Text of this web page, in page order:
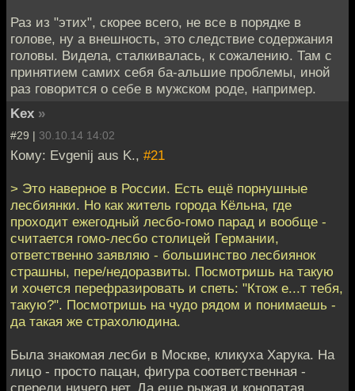
Раз из "этих", скорее всего, не все в порядке в
голове, ну а внешность, это следствие содержания
головы. Видела, сталкивалась, к сожалению. Там с
принятием самих себя ба-альшие проблемы, иной
раз говорится о себе в мужском роде, например.
Kex »
#29 | 30.10.14 14:02
Кому: Evgenij aus K., #21
> Это наверное в России. Есть ещё порнушные
лесбиянки. Но как житель города Кёльна, где
проходит ежегодный лесбо-гомо парад и вообще -
считается гомо-лесбо столицей Германии,
ответственно заявляю - большинство лесбиянок
страшны, пере/недоразвиты. Посмотришь на такую
и хочется перефразировать и спеть: "Ктож е...т тебя,
такую?". Посмотришь на чудо рядом и понимаешь -
да такая же страхолюдина.
Была знакомая лесби в Москве, кликуха Харука. На
лицо - просто пацан, фигура соответственная -
спереди ничего нет. Да еще рыжая и конопатая.